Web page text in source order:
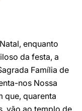
enquanto
da festa, a
Família de
nos Nossa
que, quarenta
vão ao templo de